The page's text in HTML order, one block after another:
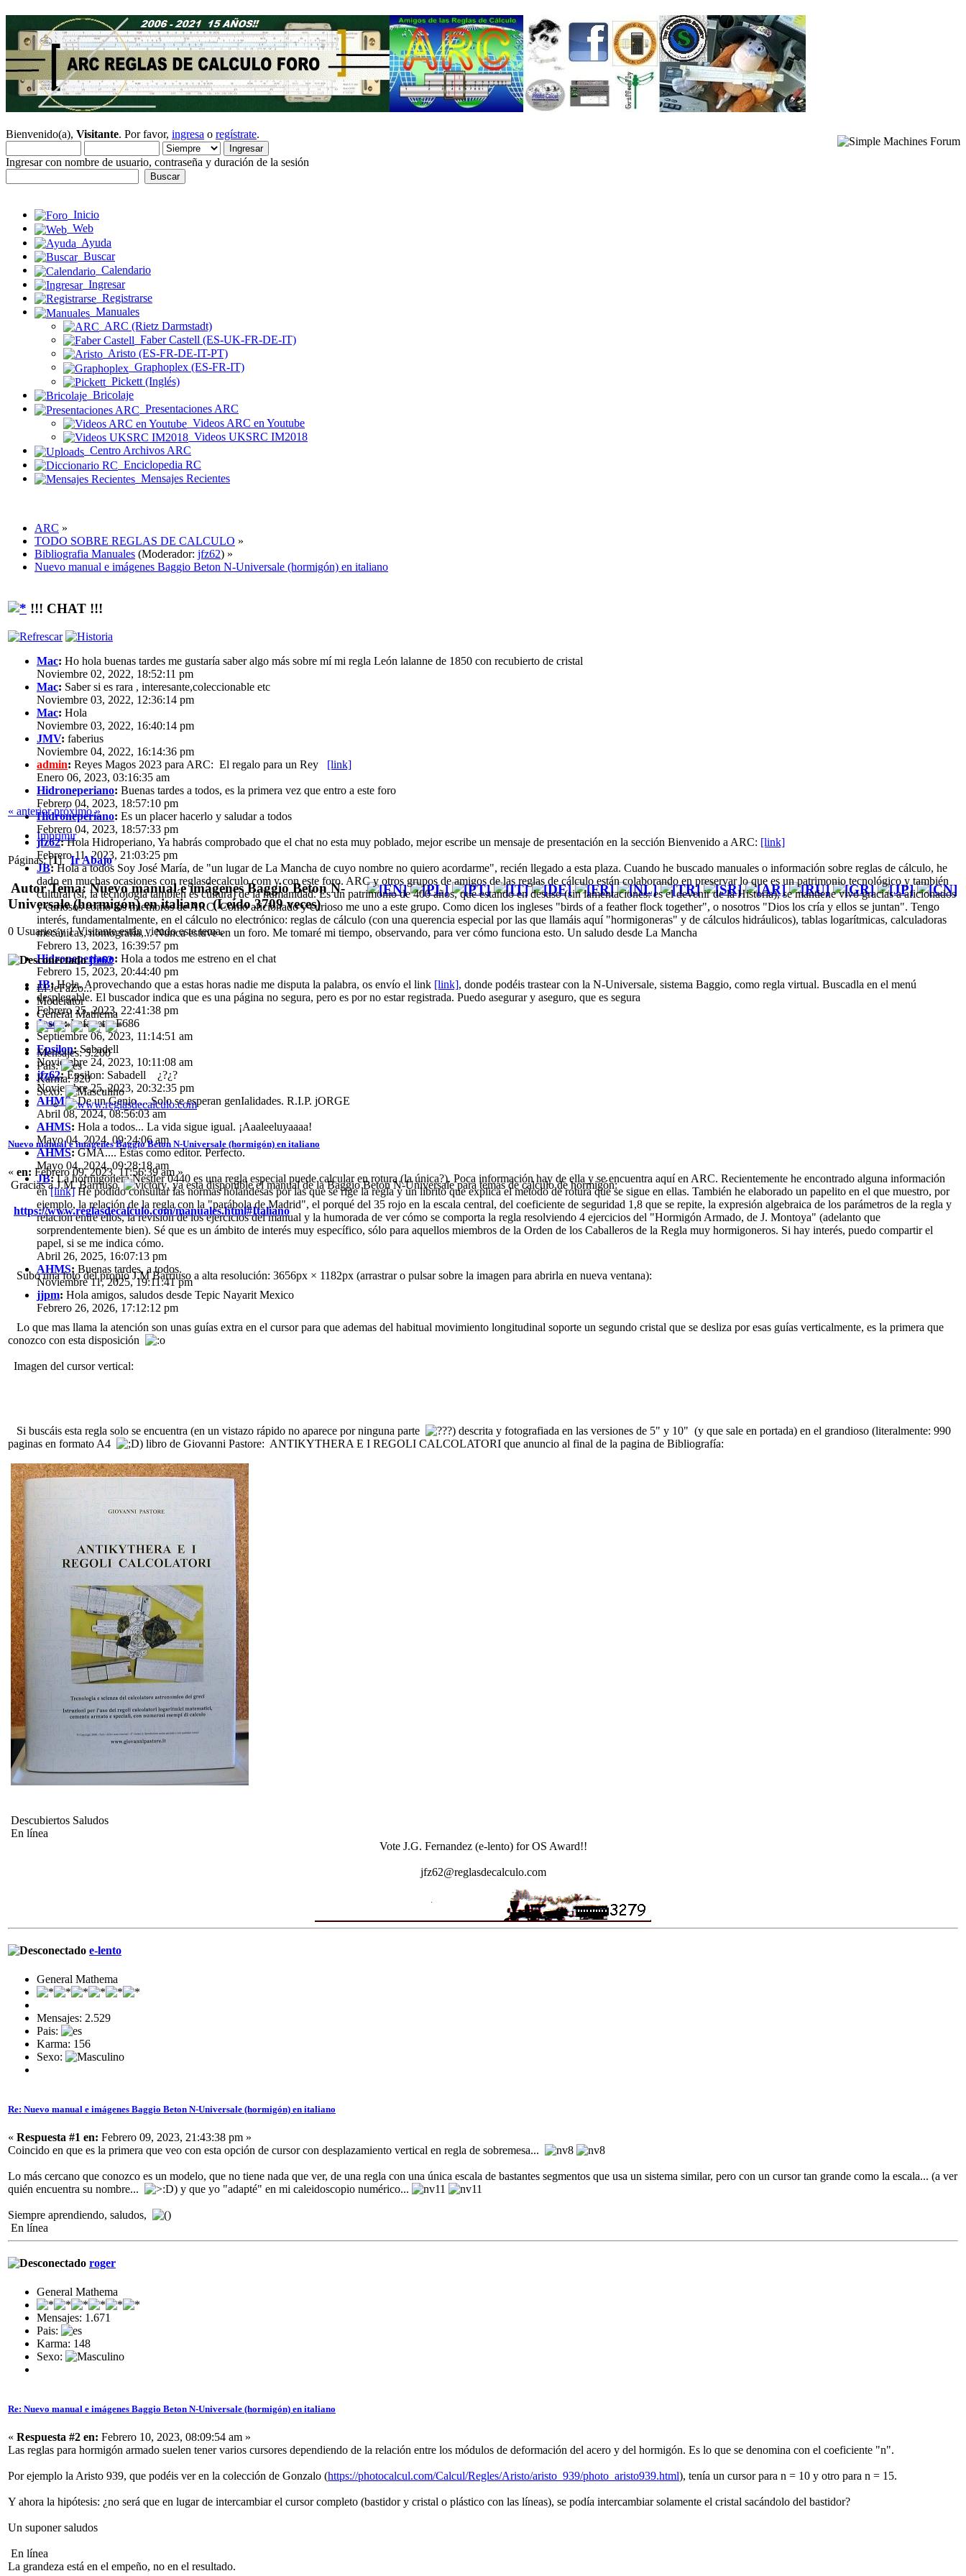
Bienvenido(a), Visitante. Por favor, ingresa o regístrate.
Ingresar con nombre de usuario, contraseña y duración de la sesión
Inicio
Web
Ayuda
Buscar
Calendario
Ingresar
Registrarse
Manuales
ARC (Rietz Darmstadt)
Faber Castell (ES-UK-FR-DE-IT)
Aristo (ES-FR-DE-IT-PT)
Graphoplex (ES-FR-IT)
Pickett (Inglés)
Bricolaje
Presentaciones ARC
Videos ARC en Youtube
Videos UKSRC IM2018
Centro Archivos ARC
Enciclopedia RC
Mensajes Recientes
ARC »
TODO SOBRE REGLAS DE CALCULO »
Bibliografia Manuales (Moderador: jfz62) »
Nuevo manual e imágenes Baggio Beton N-Universale (hormigón) en italiano
!!! CHAT !!!
Mac: Ho hola buenas tardes me gustaría saber algo más sobre mí mi regla León lalanne de 1850 con recubierto de cristal
Noviembre 02, 2022, 18:52:11 pm
Mac: Saber si es rara , interesante,coleccionable etc
Noviembre 03, 2022, 12:36:14 pm
Mac: Hola
Noviembre 03, 2022, 16:40:14 pm
JMV: faberius
Noviembre 04, 2022, 16:14:36 pm
admin: Reyes Magos 2023 para ARC: El regalo para un Rey [link]
Enero 06, 2023, 03:16:35 am
Hidroneperiano: Buenas tardes a todos, es la primera vez que entro a este foro
Febrero 04, 2023, 18:57:10 pm
Hidroneperiano: Es un placer hacerlo y saludar a todos
Febrero 04, 2023, 18:57:33 pm
jfz62:Hola Hidroperiano, Ya habrás comprobado que el chat no esta muy poblado, mejor escribe un mensaje de presentación en la sección Bienvenido a ARC: [link]
Febrero 11, 2023, 21:03:25 pm
JB:Hola a todos Soy José María, de "un lugar de La Mancha de cuyo nombre no quiero acordarme", recién llegado a esta plaza. Cuando he buscado manuales o información sobre reglas de cálculo, he
dado en muchas ocasiones con reglasdecalculo.com y con este foro. ARC y otros grupos de amigos de las reglas de cálculo están colaborando en preservar lo que es un patrimonio tecnológico y también
cultural (sí, la tecnología también es cultura) de la humanidad. Es un patrimonio de 400 años, que estando en desuso (sin lamentaciones: es el devenir de la Historia), se mantiene vivo gracias a aficionados
y curiosos como los miembros de ARC. Como aficionado y curioso me uno a este grupo. Como dicen los ingleses "birds of a feather flock together", o nosotros "Dios los cría y ellos se juntan". Tengo
interés, fundamentalmente, en el cálculo no electrónico: reglas de cálculo (con una querencia especial por las que llamáis aquí "hormigoneras" y de cálculos hidráulicos), tablas logarítmicas, calculadoras
mecánicas, nomografía,... Nunca estuve en un foro. Me tomaré mi tiempo, observando, para ver cómo funciona esto. Un saludo desde La Mancha
Febrero 13, 2023, 16:39:57 pm
Hidroneperiano: Hola a todos me estreno en el chat
Febrero 15, 2023, 20:44:40 pm
JB:Hola. Aprovechando que a estas horas nadie me disputa la palabra, os envío el link [link], donde podéis trastear con la N-Universale, sistema Baggio, como regla virtual. Buscadla en el menú
desplegable. El buscador indica que es una página no segura, pero es por no estar registrada. Puedo asegurar y aseguro, que es segura
Febrero 25, 2023, 22:41:38 pm
Josep:Lafayette F686
Septiembre 06, 2023, 11:14:51 am
Epsilon:Sabadell
Noviembre 24, 2023, 10:11:08 am
jfz62:Epsilon: Sabadell ¿?¿?
Noviembre 25, 2023, 20:32:35 pm
AHMS:De un Genio.... Solo se esperan genIalidades. R.I.P. jORGE
Abril 08, 2024, 08:56:03 am
AHMS: Hola a todos... La vida sigue igual. ¡Aaaleeluyaaaa!
Mayo 04, 2024, 09:24:06 am
AHMS:GMA.... Estas como editor. Perfecto.
Mayo 04, 2024, 09:28:18 am
JB:La hormigonera Nestler 0440 es una regla especial puede calcular en rotura (la única?). Poca información hay de ella y se encuentra aquí en ARC. Recientemente he encontrado alguna información
en[link]He podido consultar las normas holandesas por las que se rige la regla y un librito que explica el método de rotura que se sigue en ellas. También he elaborado un papelito en el que muestro, por
ejemplo, la relación de la regla con la "parábola de Madrid", el porqué del 35 rojo en la escala central, del coeficiente de seguridad 1,8 que se repite, la expresión algebraica de los parámetros de la regla y
relación entre ellos, la revisión de los ejercicios del manual y la humorada de ver cómo se comporta la regla resolviendo 4 ejercicios del "Hormigón Armado, de J. Montoya" (adelanto que
sorprendentemente bien). Sé que es un ámbito de interés muy específico, sólo para aquellos miembros de la Orden de los Caballeros de la Regla muy hormigoneros. Si hay interés, puedo compartir el
papel, si se me indica cómo.
Abril 26, 2025, 16:07:13 pm
AHMS: Buenas tardes, a todos.
Noviembre 11, 2025, 19:11:41 pm
jjpm: Hola amigos, saludos desde Tepic Nayarit Mexico
Febrero 26, 2026, 17:12:12 pm
« anterior próximo »
Imprimir
Páginas: [1]Ir Abajo
Autor Tema: Nuevo manual e imágenes Baggio Beton N-
Universale (hormigón) en italiano (Leído 3709 veces)
0 Usuarios y 1 Visitante están viendo este tema.
jfz62
El JeFaZo...
Moderator
General Mathema
Mensajes: 5.200
Pais:
Karma: 320
Sexo:
Nuevo manual e imágenes Baggio Beton N-Universale (hormigón) en italiano
« en: Febrero 09, 2023, 11:56:39 am »
Gracias a J.M. Barriuso
, ya esta disponible el manual de la Baggio Beton N-Universale para temas de calculo de hormigón:
https://www.reglasdecalculo.com/manuales.html#Italiano
Subo una foto del propio J.M Barriuso a alta resolución: 3656px × 1182px (arrastrar o pulsar sobre la imagen para abrirla en nueva ventana):
Lo que mas llama la atención son unas guías extra en el cursor para que ademas del habitual movimiento longitudinal soporte un segundo cristal que se desliza por esas guías verticalmente, es la primera que
conozco con esta disposición
Imagen del cursor vertical:
Si buscáis esta regla solo se encuentra (en un vistazo rápido no aparece por ninguna parte
) descrita y fotografiada en las versiones de 5" y 10" (y que sale en portada) en el grandioso (literalmente: 990
paginas en formato A4
) libro de Giovanni Pastore: ANTIKYTHERA E I REGOLI CALCOLATORI que anuncio al final de la pagina de Bibliografía:
Descubiertos Saludos
En línea
Vote J.G. Fernandez (e-lento) for OS Award!!
jfz62@reglasdecalculo.com
e-lento
General Mathema
Mensajes: 2.529
Pais:
Karma: 156
Sexo:
Re: Nuevo manual e imágenes Baggio Beton N-Universale (hormigón) en italiano
« Respuesta #1 en: Febrero 09, 2023, 21:43:38 pm »
Coincido en que es la primera que veo con esta opción de cursor con desplazamiento vertical en regla de sobremesa...
Lo más cercano que conozco es un modelo, que no tiene nada que ver, de una regla con una única escala de bastantes segmentos que usa un sistema similar, pero con un cursor tan grande como la escala... (a ver
quién encuentra su nombre...
) y que yo "adapté" en mi caleidoscopio numérico...
Siempre aprendiendo, saludos,
En línea
roger
General Mathema
Mensajes: 1.671
Pais:
Karma: 148
Sexo:
Re: Nuevo manual e imágenes Baggio Beton N-Universale (hormigón) en italiano
« Respuesta #2 en: Febrero 10, 2023, 08:09:54 am »
Las reglas para hormigón armado suelen tener varios cursores dependiendo de la relación entre los módulos de deformación del acero y del hormigón. Es lo que se denomina con el coeficiente "n".
Por ejemplo la Aristo 939, que podéis ver en la colección de Gonzalo (https://photocalcul.com/Calcul/Regles/Aristo/aristo_939/photo_aristo939.html), tenía un cursor para n = 10 y otro para n = 15.
Y ahora la hipótesis: ¿no será que en lugar de intercambiar el cursor completo (bastidor y cristal o plástico con las líneas), se podía intercambiar solamente el cristal sacándolo del bastidor?
Un suponer saludos
En línea
La grandeza está en el empeño, no en el resultado.